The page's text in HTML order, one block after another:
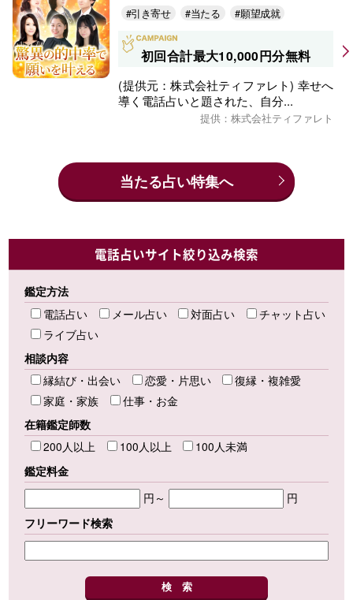
#引き寄せ #当たる #願望成就
初回合計最大10,000円分無料
(提供元：株式会社ティファレト) 幸せへ
導く電話占いと題された、自分...
提供：株式会社ティファレト
当たる占い特集へ
電話占いサイト絞り込み検索
鑑定方法
電話占い
メール占い 対面占い
チャット占い
ライブ占い
相談内容
縁結び・出会い
恋愛・片思い
復縁・複雑愛
家庭・家族
仕事・お金
在籍鑑定師数
200人以上
100人以上
100人未満
鑑定料金
円～
円
フリーワード検索